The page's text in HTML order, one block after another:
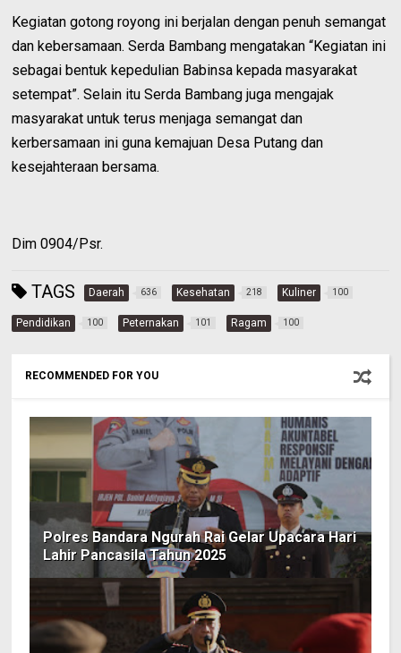
Kegiatan gotong royong ini berjalan dengan penuh semangat
dan kebersamaan. Serda Bambang mengatakan “Kegiatan ini
sebagai bentuk kepedulian Babinsa kepada masyarakat
setempat”. Selain itu Serda Bambang juga mengajak
masyarakat untuk terus menjaga semangat dan
kerbersamaan ini guna kemajuan Desa Putang dan
kesejahteraan bersama.
Dim 0904/Psr.
TAGS Daerah 636 Kesehatan 218 Kuliner 100
Pendidikan 100 Peternakan 101 Ragam 100
RECOMMENDED FOR YOU
Polres Bandara Ngurah Rai Gelar Upacara Hari
Lahir Pancasila Tahun 2025